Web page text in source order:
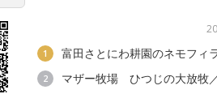
1 富田さとにわ耕園のネモフィ
2 マザー牧場 ひつじの大放牧